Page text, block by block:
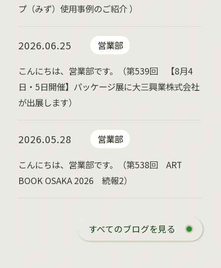
プ（みず）使用事例のご紹介 ）
2026.06.25 営業部
こんにちは、営業部です。（第539回 【8月4
日・5日開催】パッケージ展に大三興業株式会社
が出展します）
2026.05.28 営業部
こんにちは、営業部です。（第538回 ART
BOOK OSAKA 2026 続報2）
すべてのブログを見る